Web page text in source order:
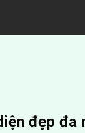
đẹp đa